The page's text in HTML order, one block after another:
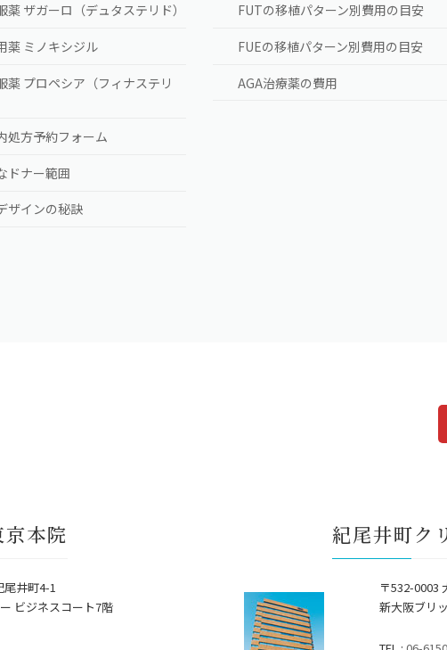
薬 ザガーロ（デュタステリド）
薬 ミノキシジル
薬 プロペシア（フィナステリ
処方予約フォーム
ドナー範囲
ザインの秘訣
FUTの移植パターン別費用の目安
FUEの移植パターン別費用の目安
AGA治療薬の費用
本院
尾井町4-1
ビジネスコート7階
紀尾井町ク
〒532-0003
新大阪ブリ